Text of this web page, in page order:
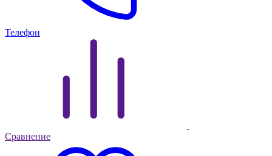
Телефон
Сравнение